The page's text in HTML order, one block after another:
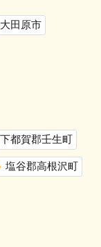
大田原市
下都賀郡壬生町
塩谷郡高根沢町